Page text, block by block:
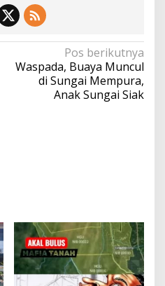
Pos berikutnya
Waspada, Buaya Muncul
di Sungai Mempura,
Anak Sungai Siak